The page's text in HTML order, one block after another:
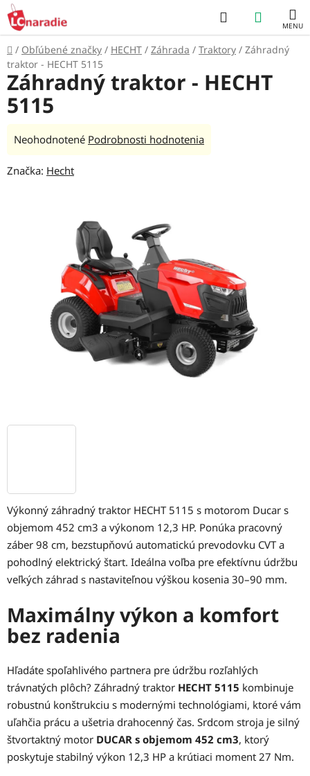
Prejsť
na
obsah
Hľadať
KOŠÍK
Domov
/ Obľúbené značky / HECHT / Záhrada / Traktory / Záhradný
traktor - HECHT 5115
Výkonný záhradný traktor HECHT 5115 s motorom Ducar s
objemom 452 cm3 a výkonom 12,3 HP. Ponúka pracovný
záber 98 cm, bezstupňovú automatickú prevodovku CVT a
pohodlný elektrický štart. Ideálna voľba pre efektívnu údržbu
veľkých záhrad s nastaviteľnou výškou kosenia 30–90 mm.
Maximálny výkon a komfort
bez radenia
Hľadáte spoľahlivého partnera pre údržbu rozľahlých
trávnatých plôch? Záhradný traktor HECHT 5115 kombinuje
robustnú konštrukciu s modernými technológiami, ktoré vám
uľahčia prácu a ušetria drahocenný čas. Srdcom stroja je silný
štvortaktný motor DUCAR s objemom 452 cm3, ktorý
poskytuje stabilný výkon 12,3 HP a krútiaci moment 27 Nm.
Záhradný traktor - HECHT
5115
Priemerné
produktu
Neohodnotené Podrobnosti hodnotenia
Značka: Hecht